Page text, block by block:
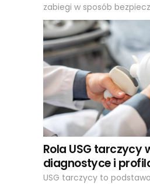
zabiegi w sposób
Rola USG tarczycy
diagnostyce i
USG tarczycy to